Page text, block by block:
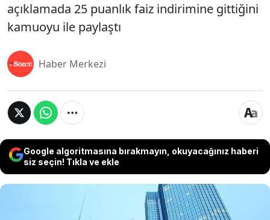
açıklamada 25 puanlık faiz indirimine gittiğini
kamuoyu ile paylaştı
Haber Merkezi
Google algoritmasına bırakmayın, okuyacağınız haberi
siz seçin! Tıkla ve ekle